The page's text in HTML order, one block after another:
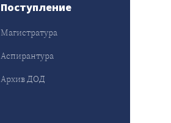
Поступление
Магистратура
Аспирантура
Архив ДОД